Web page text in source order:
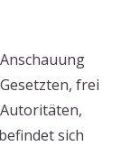
frei
sich